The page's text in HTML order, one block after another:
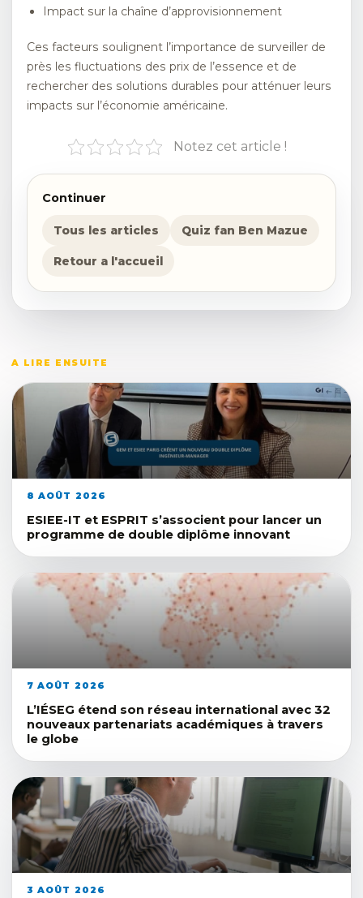
Impact sur la chaîne d’approvisionnement
Ces facteurs soulignent l’importance de surveiller de
près les fluctuations des prix de l’essence et de
rechercher des solutions durables pour atténuer leurs
impacts sur l’économie américaine.
Notez cet article !
Continuer
Tous les articles Quiz fan Ben Mazue
Retour a l'accueil
A LIRE ENSUITE
8 AOÛT 2026
ESIEE-IT et ESPRIT s’associent pour lancer un
programme de double diplôme innovant
7 AOÛT 2026
L’IÉSEG étend son réseau international avec 32
nouveaux partenariats académiques à travers
le globe
3 AOÛT 2026